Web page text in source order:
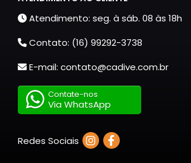
Atendimento: seg. à sáb. 08 às 18h
Contato: (16) 99292-3738
E-mail: contato@cadive.com.br
Contate-nos
Via WhatsApp
Redes Sociais